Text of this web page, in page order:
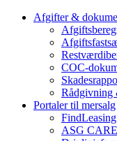
Afgifter &
COC-
Rådgivning
Portaler til mersalg
FindLeasing
ASG CARE